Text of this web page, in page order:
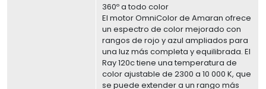
360º a todo color
El motor OmniColor de Amaran ofrece
un espectro de color mejorado con
rangos de rojo y azul ampliados para
una luz más completa y equilibrada. El
Ray 120c tiene una temperatura de
color ajustable de 2300 a 10 000 K, que
se puede extender a un rango más